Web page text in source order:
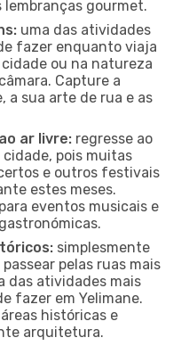
lembranças gourmet.
uma das atividades
fazer enquanto viaja
ou na natureza
Capture a
a sua arte de rua e as
ar livre: regresse ao
pois muitas
e outros festivais
estes meses.
eventos musicais e
simplesmente
pelas ruas mais
das atividades mais
fazer em Yelimane.
históricas e
arquitetura.